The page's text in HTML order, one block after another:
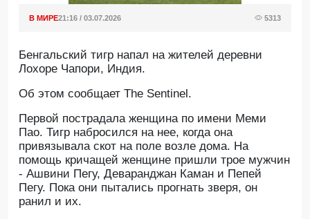
В МИРЕ21:16 / 03.07.2026 5313
Бенгальский тигр напал на жителей деревни
Лохоре Чапори, Индия.
Oб этом сообщает The Sentinel.
Первой пострадала женщина по имени Меми
Пао. Тигр набросился на нее, когда она
привязывала скот на поле возле дома. На
помощь кричащей женщине пришли трое мужчин
- Ашвини Пегу, Деваранджан Каман и Пепей
Пегу. Пока они пытались прогнать зверя, он
ранил и их.